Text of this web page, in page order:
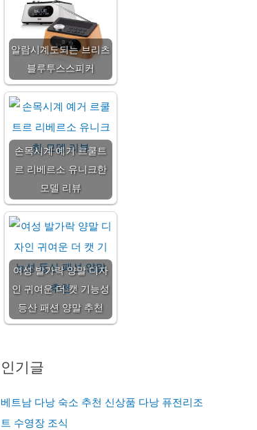
알람시계도되는 브리츠
블루투스스피커
손목시계 예거 르쿨트
르 리베르소 유니크한
모델 리뷰
여성 발가락 양말 디자
인 귀여운 더 캣 기능성
등산 패션 양말 추천
인기글
베트남 다낭 숙소 추천 신상품 다낭 퓨전리조
트 수영장 조식